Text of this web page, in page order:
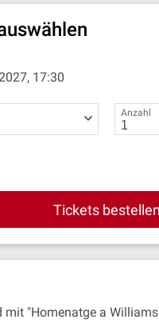
17:30
Anzahl
Tickets bestellen
"Homenatge a